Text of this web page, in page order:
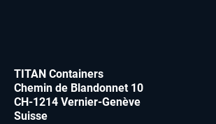
TITAN Containers
Chemin de Blandonnet 10
CH-1214 Vernier-Genève
Suisse